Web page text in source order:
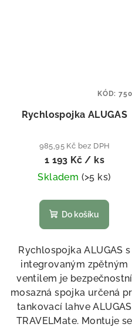
Rychlospojka ALUGAS
985,95 Kč bez DPH
1 193 Kč / ks
Skladem (>5 ks)
Do košíku
Rychlospojka ALUGAS s
integrovaným zpětným
ventilem je bezpečnostní
mosazná spojka určená
tankovací lahve ALUGAS
TRAVELMate. Montuje se
KÓD: